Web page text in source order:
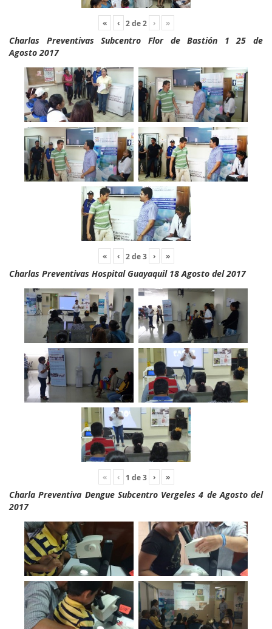
« ‹ 2de2 › »
Charlas Preventivas Subcentro Flor de Bastión 1 25 de
Agosto 2017
« ‹ 2de3 › »
Charlas Preventivas Hospital Guayaquil 18 Agosto del 2017
« ‹ 1 de3 › »
Charla Preventiva Dengue Subcentro Vergeles 4 de Agosto del
2017